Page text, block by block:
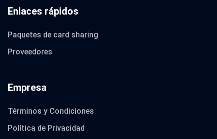
Enlaces rápidos
Paquetes de card sharing
Proveedores
Empresa
Términos y Condiciones
Política de Privacidad